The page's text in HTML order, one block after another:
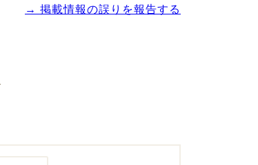
→ 掲載情報の誤りを報告する